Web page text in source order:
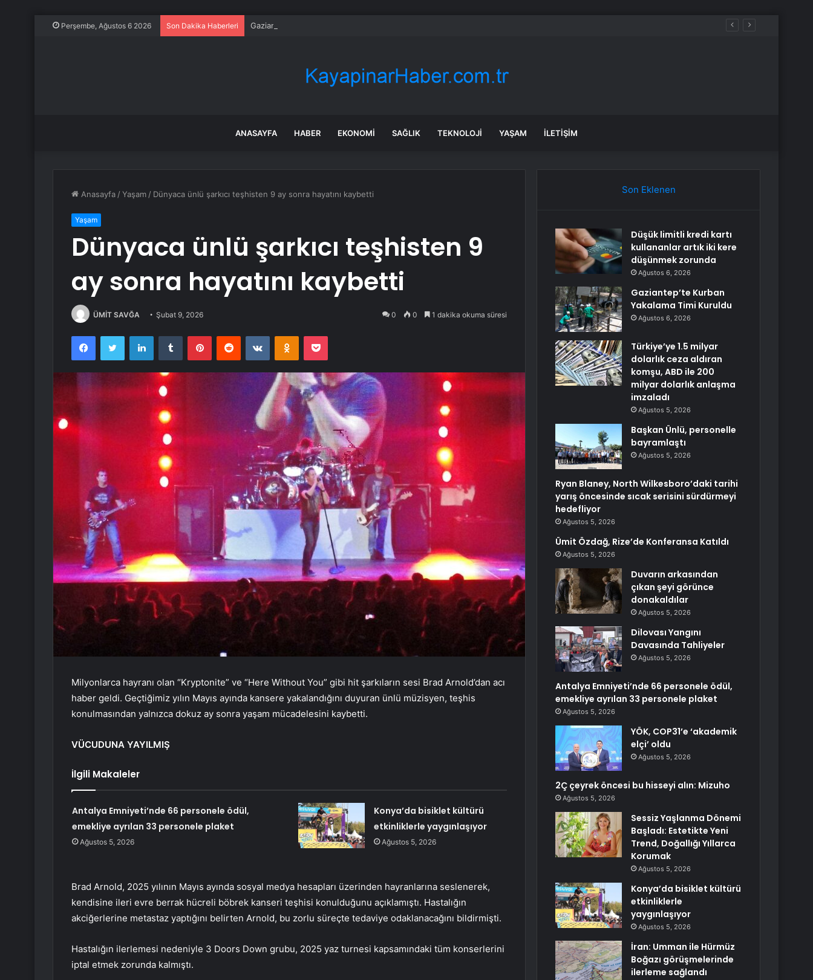
Perşembe, Ağustos 6 2026 Son Dakika Haberleri Gaziantep’te Kurban Yakalama Timi Kuruldu
ANASAYFA HABER EKONOMI SAĞLIK TEKNOLOJI YAŞAM İLETIŞIM
Anasayfa /Yaşam / Dünyaca ünlü şarkıcı teşhisten 9 ay sonra hayatını kaybetti
Yaşam
Dünyaca ünlü şarkıcı teşhisten 9
ay sonra hayatını kaybetti
ÜMİT SAVĞA Şubat 9, 2026 0 0 1 dakika okuma süresi
FacebookTwitter LinkedInTumblr PinterestReddit VKontakteOdnoklassniki
Pocket
Milyonlarca hayranı olan “Kryptonite” ve “Here Without You” gibi hit şarkıların sesi Brad Arnold’dan acı
haber geldi. Geçtiğimiz yılın Mayıs ayında kansere yakalandığını duyuran ünlü müzisyen, teşhis
konulmasından yalnızca dokuz ay sonra yaşam mücadelesini kaybetti.
VÜCUDUNA YAYILMIŞ
İlgili Makaleler
Antalya Emniyeti’nde 66 personele ödül,
emekliye ayrılan 33 personele plaket
Ağustos 5, 2026
Konya’da bisiklet kültürü
etkinliklerle yaygınlaşıyor
Ağustos 5, 2026
Brad Arnold, 2025 yılının Mayıs ayında sosyal medya hesapları üzerinden hayranlarına seslenerek,
kendisine ileri evre berrak hücreli böbrek kanseri teşhisi konulduğunu açıklamıştı. Hastalığın
akciğerlerine metastaz yaptığını belirten Arnold, bu zorlu süreçte tedaviye odaklanacağını bildirmişti.
Hastalığın ilerlemesi nedeniyle 3 Doors Down grubu, 2025 yaz turnesi kapsamındaki tüm konserlerini
iptal etmek zorunda kalmıştı.
Son Eklenen
Düşük limitli kredi kartı
kullananlar artık iki kere
düşünmek zorunda
Ağustos 6, 2026
Gaziantep’te Kurban
Yakalama Timi Kuruldu
Ağustos 6, 2026
Türkiye’ye 1.5 milyar
dolarlık ceza aldıran
komşu, ABD ile 200
milyar dolarlık anlaşma
imzaladı
Ağustos 5, 2026
Başkan Ünlü, personelle
bayramlaştı
Ağustos 5, 2026
Ryan Blaney, North Wilkesboro’daki tarihi
yarış öncesinde sıcak serisini sürdürmeyi
hedefliyor
Ağustos 5, 2026
Ümit Özdağ, Rize’de Konferansa Katıldı
Ağustos 5, 2026
Duvarın arkasından
çıkan şeyi görünce
donakaldılar
Ağustos 5, 2026
Dilovası Yangını
Davasında Tahliyeler
Ağustos 5, 2026
Antalya Emniyeti’nde 66 personele ödül,
emekliye ayrılan 33 personele plaket
Ağustos 5, 2026
YÖK, COP31’e ‘akademik
elçi’ oldu
Ağustos 5, 2026
2Ç çeyrek öncesi bu hisseyi alın: Mizuho
Ağustos 5, 2026
Sessiz Yaşlanma Dönemi
Başladı: Estetikte Yeni
Trend, Doğallığı Yıllarca
Korumak
Ağustos 5, 2026
Konya’da bisiklet kültürü
etkinliklerle
yaygınlaşıyor
Ağustos 5, 2026
İran: Umman ile Hürmüz
Boğazı görüşmelerinde
ilerleme sağlandı